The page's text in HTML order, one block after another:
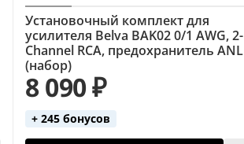
Установочный комплект для
усилителя Belva BAK02 0/1 AWG, 2-
Channel RCA, предохранитель ANL
(набор)
8 090 ₽
+ 245 бонусов